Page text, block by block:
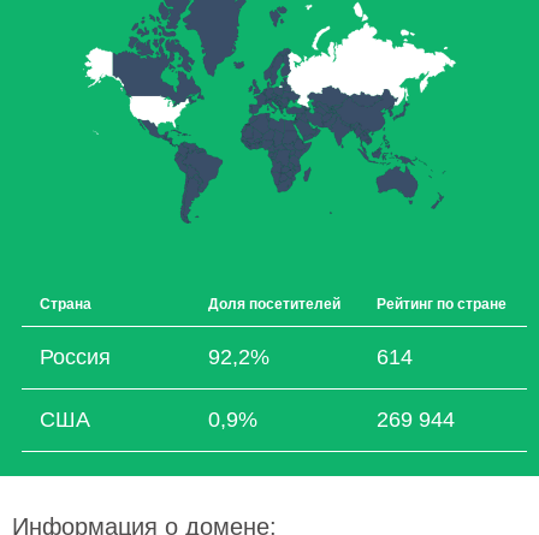
Страна Доля посетителей Рейтинг по стране
Россия 92,2% 614
США 0,9% 269 944
Информация о домене: